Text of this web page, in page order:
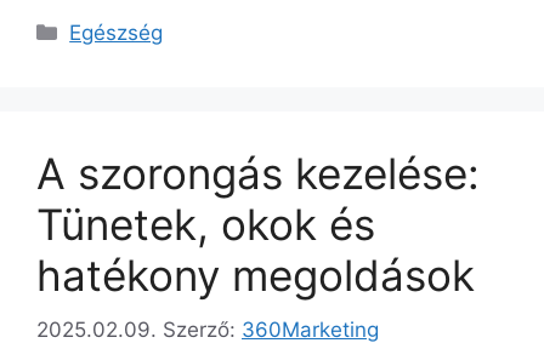
Kategória
Egészség
A szorongás kezelése:
Tünetek, okok és
hatékony megoldások
2025.02.09. Szerző: 360Marketing